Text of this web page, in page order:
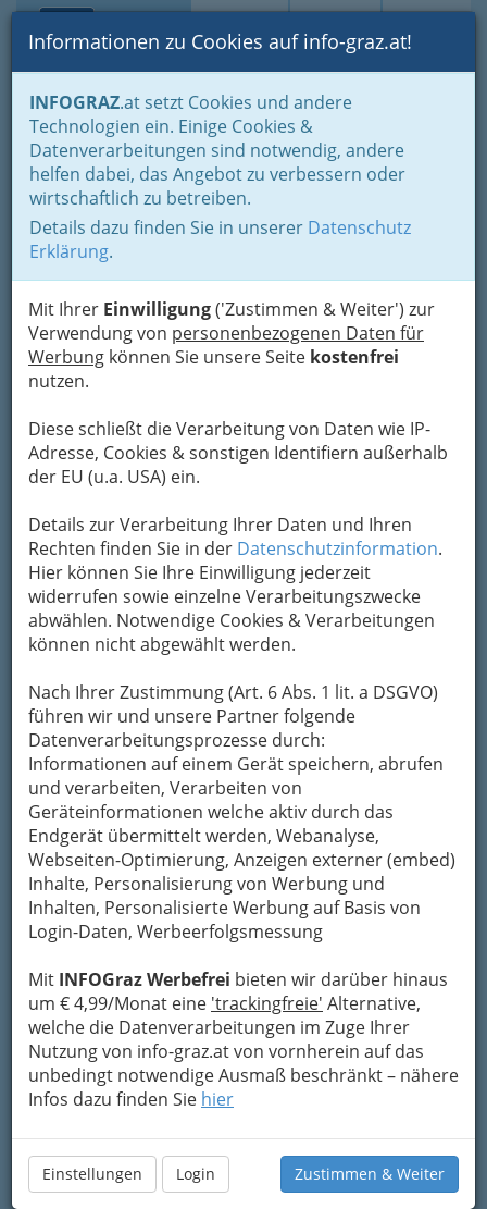
Suche Login Toggle
Informationen zu Cookies auf info-graz.at!
INFOGRAZ.at setzt Cookies und andere
Technologien ein. Einige Cookies &
Datenverarbeitungen sind notwendig, andere
helfen dabei, das Angebot zu verbessern oder
wirtschaftlich zu betreiben.
Details dazu finden Sie in unserer Datenschutz
Erklärung.
Mit Ihrer Einwilligung('Zustimmen & Weiter') zur
Verwendung von personenbezogenen Daten für
Werbung können Sie unsere Seite kostenfrei
nutzen.
Diese schließt die Verarbeitung von Daten wie IP-
Adresse, Cookies & sonstigen Identifiern außerhalb
der EU (u.a. USA) ein.
Details zur Verarbeitung Ihrer Daten und Ihren
Rechten finden Sie in der Datenschutzinformation.
Hier können Sie Ihre Einwilligung jederzeit
widerrufen sowie einzelne Verarbeitungszwecke
abwählen. Notwendige Cookies & Verarbeitungen
können nicht abgewählt werden.
Nach Ihrer Zustimmung (Art. 6 Abs. 1 lit. a DSGVO)
führen wir und unsere Partner folgende
Datenverarbeitungsprozesse durch:
Informationen auf einem Gerät speichern, abrufen
und verarbeiten, Verarbeiten von
Geräteinformationen welche aktiv durch das
Endgerät übermittelt werden, Webanalyse,
Webseiten-Optimierung, Anzeigen externer (embed)
Inhalte, Personalisierung von Werbung und
Inhalten, Personalisierte Werbung auf Basis von
Login-Daten, Werbeerfolgsmessung
Mit INFOGraz Werbefrei bieten wir darüber hinaus
um € 4,99/Monat eine 'trackingfreie' Alternative,
welche die Datenverarbeitungen im Zuge Ihrer
Nutzung von info-graz.at von vornherein auf das
unbedingt notwendige Ausmaß beschränkt – nähere
Infos dazu finden Sie hier
Einstellungen Login Zustimmen & Weiter
Home Branchen
Gewerbe, Handwerk, Banken
Gewerbe & Handwerk, Gliederung der WKO
Musikinstrumenten-Erzeuger
Orgelbauer
Orgelbauer
Bezirksauswahl
Alle Bezirke
Klavierhaus Fiedler & Sohn
+43 316 830 552
E-Mail
Karte & Routenplaner
Eintrag ändern
GrazGutschein
Kategorien
So gliedert die WKO
Blechblasinstrumentenerzeuger
Fachvertretung der
Musikinstrumentenerzeuger